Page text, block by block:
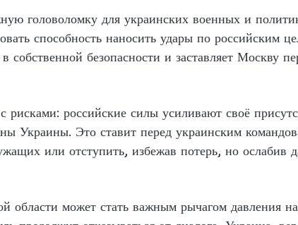
головоломку для украинских военных и
способность наносить удары по российским
безопасности и заставляет Москву
российские силы усиливают своё
Украины. Это ставит перед украинским
или отступить, избежав потерь, но ослабив
может стать важным рычагом давления